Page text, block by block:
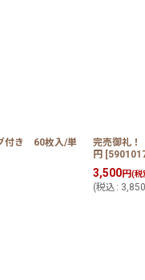
付き 60枚入/単
完売御礼！
円 [
3,500円(税
(税込 : 3,850